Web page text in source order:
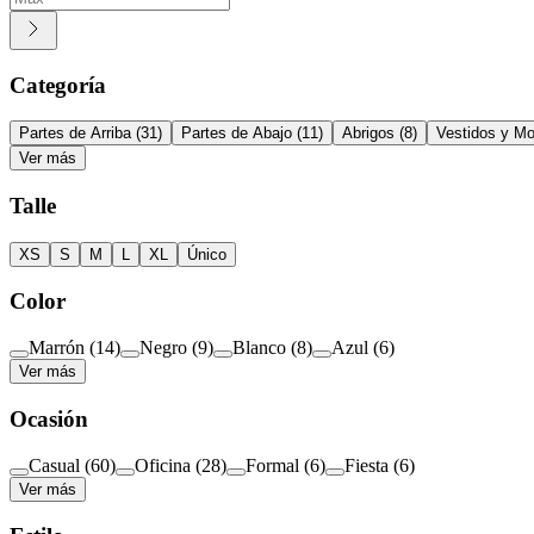
Categoría
Partes de Arriba (31) Partes de Abajo (11) Abrigos (8) Vestidos y
Ver más
Talle
XS S M XL Único
Color
Marrón (14) Negro (9) Blanco (8) Azul (6)
Ver más
Ocasión
Casual (60) Oficina (28) Formal (6) Fiesta (6)
Ver más